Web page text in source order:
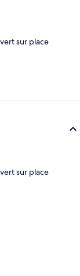
sur place
sur place